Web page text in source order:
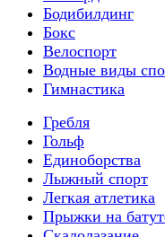
Бодибилдинг
Бокс
Велоспорт
Водные виды
Гимнастика
Гребля
Гольф
Единоборства
Лыжный спорт
Легкая атлетика
Прыжки на